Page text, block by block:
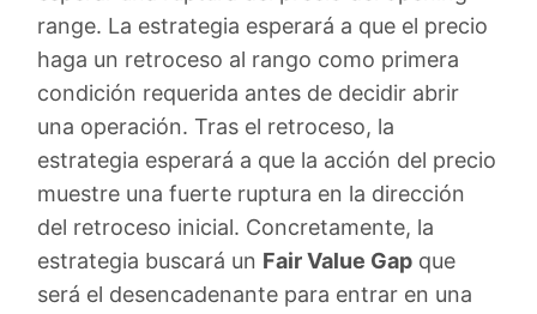
range. La estrategia esperará a que el precio
haga un retroceso al rango como primera
condición requerida antes de decidir abrir
una operación. Tras el retroceso, la
estrategia esperará a que la acción del precio
muestre una fuerte ruptura en la dirección
del retroceso inicial. Concretamente, la
estrategia buscará un Fair Value Gap que
será el desencadenante para entrar en una